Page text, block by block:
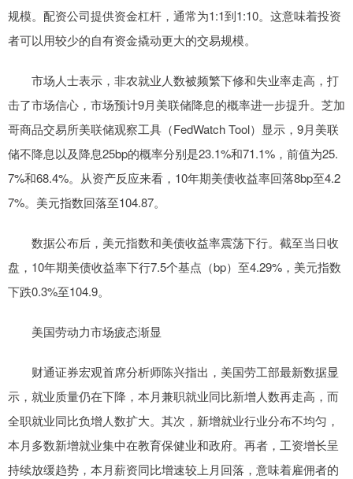
规模。配资公司提供资金杠杆，通常为1:1到1:10。这意味着投资
者可以用较少的自有资金撬动更大的交易规模。
市场人士表示，非农就业人数被频繁下修和失业率走高，打
击了市场信心，市场预计9月美联储降息的概率进一步提升。芝加
哥商品交易所美联储观察工具（FedWatch Tool）显示，9月美联
储不降息以及降息25bp的概率分别是23.1%和71.1%，前值为25.
7%和68.4%。从资产反应来看，10年期美债收益率回落8bp至4.2
7%。美元指数回落至104.87。
数据公布后，美元指数和美债收益率震荡下行。截至当日收
盘，10年期美债收益率下行7.5个基点（bp）至4.29%，美元指数
下跌0.3%至104.9。
美国劳动力市场疲态渐显
财通证券宏观首席分析师陈兴指出，美国劳工部最新数据显
示，就业质量仍在下降，本月兼职就业同比新增人数再走高，而
全职就业同比负增人数扩大。其次，新增就业行业分布不均匀，
本月多数新增就业集中在教育保健业和政府。再者，工资增长呈
持续放缓趋势，本月薪资同比增速较上月回落，意味着雇佣者的